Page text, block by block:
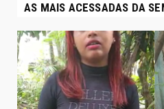
AS MAIS ACESSADAS DA